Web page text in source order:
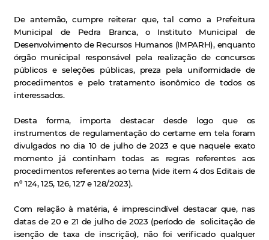
De antemão, cumpre reiterar que, tal como a Prefeitura
Municipal de Pedra Branca, o Instituto Municipal de
Desenvolvimento de Recursos Humanos (IMPARH), enquanto
órgão municipal responsável pela realização de concursos
públicos e seleções públicas, preza pela uniformidade de
procedimentos e pelo tratamento isonômico de todos os
interessados.
Desta forma, importa destacar desde logo que os
instrumentos de regulamentação do certame em tela foram
divulgados no dia 10 de julho de 2023 e que naquele exato
momento já continham todas as regras referentes aos
procedimentos referentes ao tema (vide item 4 dos Editais de
nº 124, 125, 126, 127 e 128/2023).
Com relação à matéria, é imprescindível destacar que, nas
datas de 20 e 21 de julho de 2023 (período de solicitação de
isenção de taxa de inscrição), não foi verificado qualquer